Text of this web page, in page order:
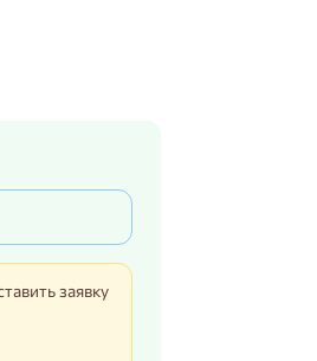
заявку